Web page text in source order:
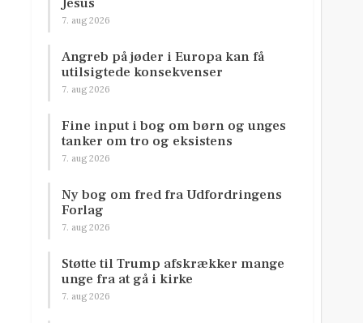
7. aug 2026
Angreb på jøder i Europa kan få
utilsigtede konsekvenser
7. aug 2026
Fine input i bog om børn og unges
tanker om tro og eksistens
7. aug 2026
Ny bog om fred fra Udfordringens
Forlag
7. aug 2026
Støtte til Trump afskrækker mange
unge fra at gå i kirke
7. aug 2026